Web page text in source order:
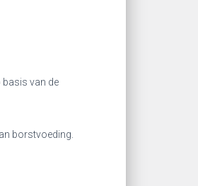
basis van de
borstvoeding.